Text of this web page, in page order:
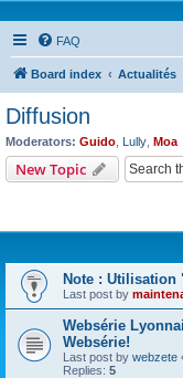
FAQ
Board index Actualités
Diffusion
Moderators: Guido Lully Moa
New Topic
Note : Utilisation
Last post by
Websérie
Websérie!
Last post by webzete
Replies: 5